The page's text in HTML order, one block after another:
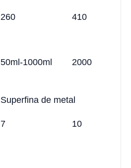
260 410
50ml-1000ml 2000
Superfina de metal
7 10